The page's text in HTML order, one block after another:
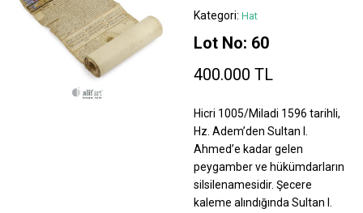
Kategori: Hat
Lot No: 60
400.000 TL
Hicri 1005/Miladi 1596 tarihli,
Hz. Adem’den Sultan I.
Ahmed’e kadar gelen
peygamber ve hükümdarların
silsilenamesidir. Şecere
kaleme alındığında Sultan I.